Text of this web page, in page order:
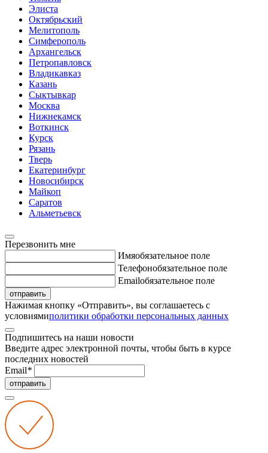
Элиста
Октябрьский
Мелитополь
Симферополь
Архангельск
Петропавловск
Владикавказ
Казань
Сыктывкар
Москва
Нижнекамск
Воткинск
Курск
Рязань
Тверь
Екатеринбург
Новосибирск
Майкоп
Саратов
Альметьевск
Перезвонить мне
Имяобязательное поле
Телефонобязательное поле
Emailобязательное поле
отправить
Нажимая кнопку «Отправить», вы соглашаетесь с
условиямиполитики обработки персональных данных
Подпишитесь на наши новости
Введите адрес электронной почты, чтобы быть в курсе
последних новостей
Email*
отправить